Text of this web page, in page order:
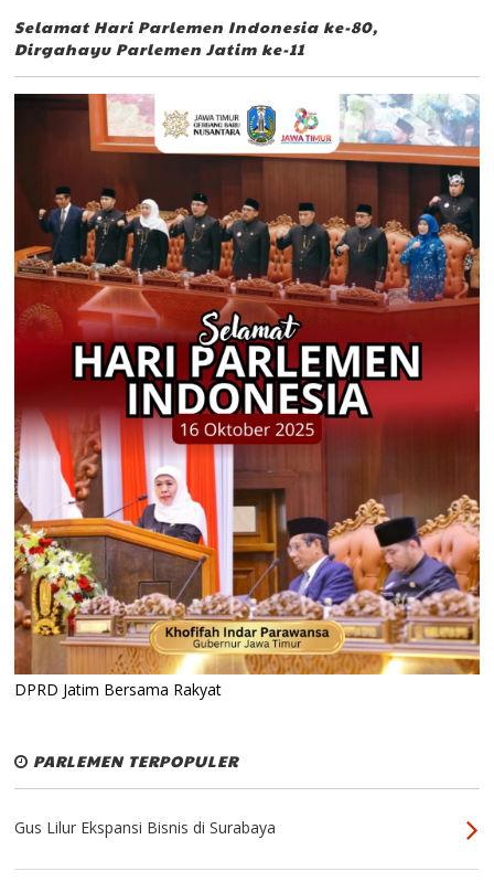
Selamat Hari Parlemen Indonesia ke-80,
Dirgahayu Parlemen Jatim ke-11
DPRD Jatim Bersama Rakyat
PARLEMEN TERPOPULER
Gus Lilur Ekspansi Bisnis di Surabaya